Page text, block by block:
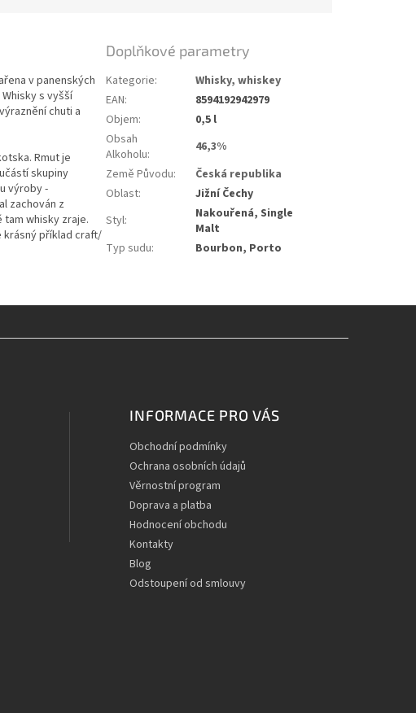
v panenských
s vyšší
chuti a
Rmut je
skupiny
výroby -
zachován z
tam whisky zraje.
krásný příklad craft/
Doplňkové parametry
Kategorie:
Whisky, whiskey
EAN:
8594192942979
Objem:
0,5 l
Obsah
Alkoholu:
46,3%
Země Původu:
Česká republika
Oblast:
Jižní Čechy
Styl:
Nakouřená, Single
Malt
Typ sudu: Bourbon, Porto
INFORMACE PRO VÁS
Obchodní podmínky
Ochrana osobních údajů
Věrnostní program
Doprava a platba
Hodnocení obchodu
Kontakty
Blog
Odstoupení od smlouvy